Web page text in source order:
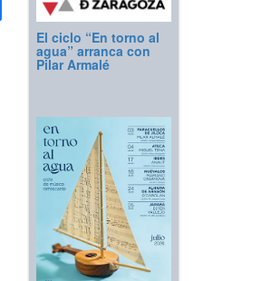
El ciclo “En torno al
agua” arranca con
Pilar Armalé